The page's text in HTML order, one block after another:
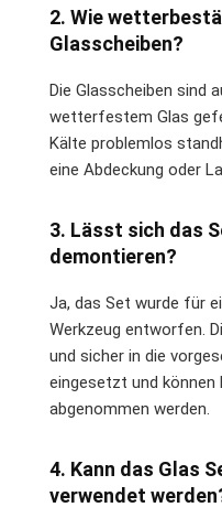
2. Wie
Glasscheiben?
Die Glasscheiben sind
wetterfestem Glas
Kälte problemlos
eine Abdeckung oder
3. Lässt sich das
demontieren?
Ja, das Set wurde für
Werkzeug entworfen.
und sicher in die
eingesetzt und können
abgenommen werden.
4. Kann das Glas
verwendet